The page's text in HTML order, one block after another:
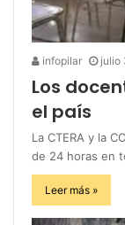
infopilar julio
Los
el país
La CTERA y la
de 24 horas en
Leer más »